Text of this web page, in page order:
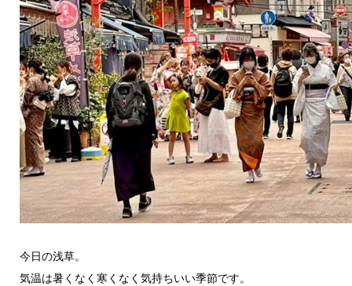
今日の浅草。
気温は暑くなく寒くなく気持ちいい季節です。